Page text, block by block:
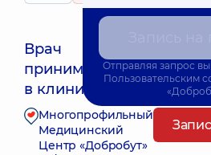
Врач
принимает
в клинике
Многопрофильный
Медицинский
Центр «Добробут»
Отправляя запрос
Пользовательским